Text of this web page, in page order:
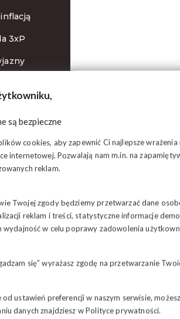
są bezpieczne
cookies, aby zapewnić Ci najlepsze
internetowej. Pozwalają nam m.in. na
reklam.
Twojej zgody będziemy przetwarzać dane
reklam i treści, statystyczne informacje
wydajność w celu poprawy zadowolenia
się” wyrażasz zgodę na przetwarzanie
od ustawień preferencji w naszym serwisie,
danych znajdziesz wPolityce prywatności.
3xP
der Leyen
bł. ks.
c.d.